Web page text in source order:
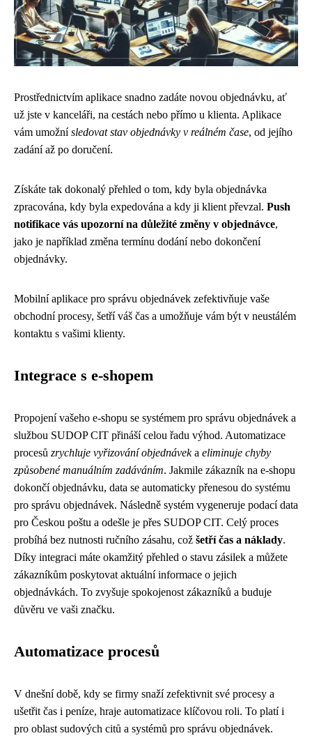
Prostřednictvím aplikace snadno zadáte novou objednávku, ať
už jste v kanceláři, na cestách nebo přímo u klienta. Aplikace
vám umožnísledovat stav objednávky v reálném čase, od jejího
zadání až po doručení.
Získáte tak dokonalý přehled o tom, kdy byla objednávka
zpracována, kdy byla expedována a kdy ji klient převzal. Push
notifikace vás upozorní na důležité změny v objednávce,
jako je například změna termínu dodání nebo dokončení
objednávky.
Mobilní aplikace pro správu objednávek zefektivňuje vaše
obchodní procesy, šetří váš čas a umožňuje vám být v neustálém
kontaktu s vašimi klienty.
Integrace s e-shopem
Propojení vašeho e-shopu se systémem pro správu objednávek a
službou SUDOP CIT přináší celou řadu výhod. Automatizace
procesů zrychluje vyřizování objednáveka eliminuje chyby
způsobené manuálním zadáváním. Jakmile zákazník na e-shopu
dokončí objednávku, data se automaticky přenesou do systému
pro správu objednávek. Následně systém vygeneruje podací data
pro Českou poštu a odešle je přes SUDOP CIT. Celý proces
probíhá bez nutnosti ručního zásahu, což šetří čas a náklady.
Díky integraci máte okamžitý přehled o stavu zásilek a můžete
zákazníkům poskytovat aktuální informace o jejich
objednávkách. To zvyšuje spokojenost zákazníků a buduje
důvěru ve vaši značku.
Automatizace procesů
V dnešní době, kdy se firmy snaží zefektivnit své procesy a
ušetřit čas i peníze, hraje automatizace klíčovou roli. To platí i
pro oblast sudových citů a systémů pro správu objednávek.